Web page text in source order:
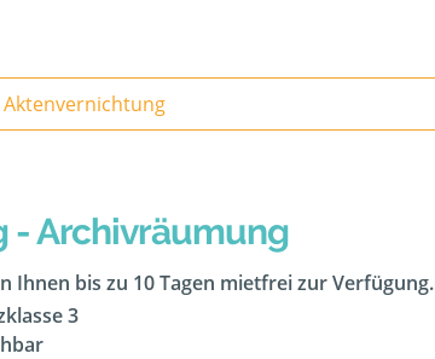
- Archivräumung
Ihnen bis zu 10 Tagen mietfrei zur Verfügung.
3